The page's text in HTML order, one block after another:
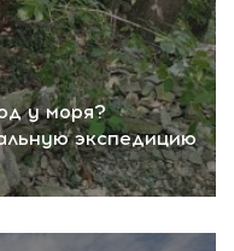
у моря?
экспедицию